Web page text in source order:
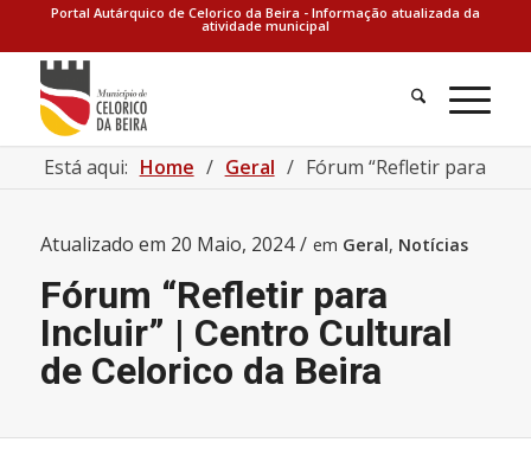
Portal Autárquico de Celorico da Beira - Informação atualizada da
atividade municipal
Está aqui: Home / Geral / Fórum “Refletir para
Atualizado em 20 Maio, 2024 / em Geral, Notícias
Fórum “Refletir para
Incluir” | Centro Cultural
de Celorico da Beira